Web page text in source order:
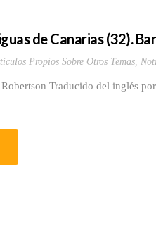
de Canarias (32).
Propios Sobre Otros Temas,
Traducido del inglés